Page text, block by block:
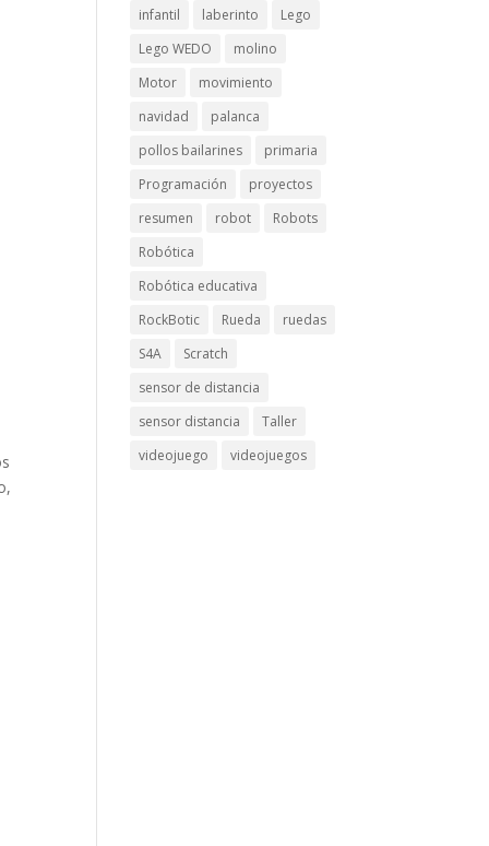
infantil
laberinto
Lego
Lego WEDO
molino
Motor
movimiento
navidad
palanca
pollos bailarines
primaria
Programación
proyectos
resumen
robot
Robots
Robótica
Robótica educativa
RockBotic
Rueda
ruedas
S4A
Scratch
sensor de distancia
sensor distancia
Taller
videojuego
videojuegos